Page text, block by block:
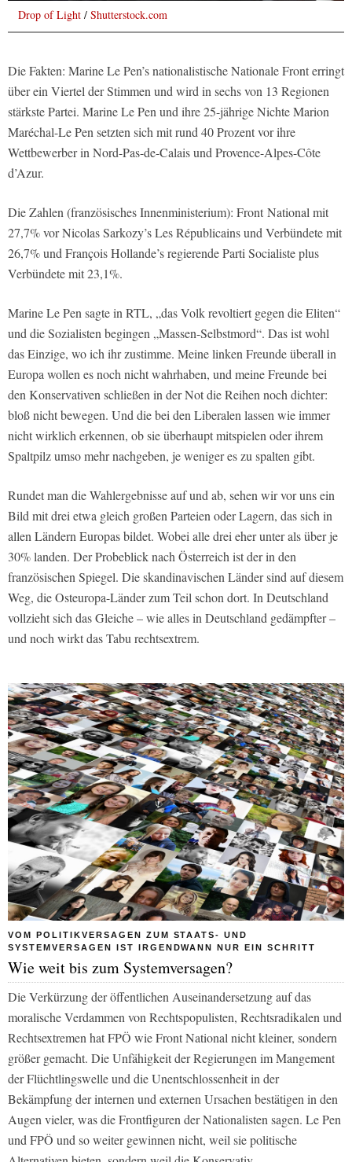
Drop of Light / Shutterstock.com
Die Fakten: Marine Le Pen’s nationalistische Nationale Front erringt
über ein Viertel der Stimmen und wird in sechs von 13 Regionen
stärkste Partei. Marine Le Pen und ihre 25-jährige Nichte Marion
Maréchal-Le Pen setzten sich mit rund 40 Prozent vor ihre
Wettbewerber in Nord-Pas-de-Calais und Provence-Alpes-Côte
d’Azur.
Die Zahlen (französisches Innenministerium): Front National mit
27,7% vor Nicolas Sarkozy’s Les Républicains und Verbündete mit
26,7% und François Hollande’s regierende Parti Socialiste plus
Verbündete mit 23,1%.
Marine Le Pen sagte in RTL, „das Volk revoltiert gegen die Eliten“
und die Sozialisten begingen „Massen-Selbstmord“. Das ist wohl
das Einzige, wo ich ihr zustimme. Meine linken Freunde überall in
Europa wollen es noch nicht wahrhaben, und meine Freunde bei
den Konservativen schließen in der Not die Reihen noch dichter:
bloß nicht bewegen. Und die bei den Liberalen lassen wie immer
nicht wirklich erkennen, ob sie überhaupt mitspielen oder ihrem
Spaltpilz umso mehr nachgeben, je weniger es zu spalten gibt.
Rundet man die Wahlergebnisse auf und ab, sehen wir vor uns ein
Bild mit drei etwa gleich großen Parteien oder Lagern, das sich in
allen Ländern Europas bildet. Wobei alle drei eher unter als über je
30% landen. Der Probeblick nach Österreich ist der in den
französischen Spiegel. Die skandinavischen Länder sind auf diesem
Weg, die Osteuropa-Länder zum Teil schon dort. In Deutschland
vollzieht sich das Gleiche – wie alles in Deutschland gedämpfter –
und noch wirkt das Tabu rechtsextrem.
VOM POLITIKVERSAGEN ZUM STAATS- UND
SYSTEMVERSAGEN IST IRGENDWANN NUR EIN SCHRITT
Wie weit bis zum Systemversagen?
Die Verkürzung der öffentlichen Auseinandersetzung auf das
moralische Verdammen von Rechtspopulisten, Rechtsradikalen und
Rechtsextremen hat FPÖ wie Front National nicht kleiner, sondern
größer gemacht. Die Unfähigkeit der Regierungen im Mangement
der Flüchtlingswelle und die Unentschlossenheit in der
Bekämpfung der internen und externen Ursachen bestätigen in den
Augen vieler, was die Frontfiguren der Nationalisten sagen. Le Pen
und FPÖ und so weiter gewinnen nicht, weil sie politische